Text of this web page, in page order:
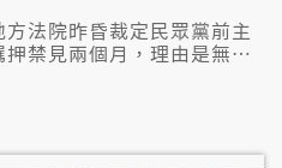
法院昨昏裁定民眾黨前主
禁見兩個月，理由是無法
李文宗2千萬交保。